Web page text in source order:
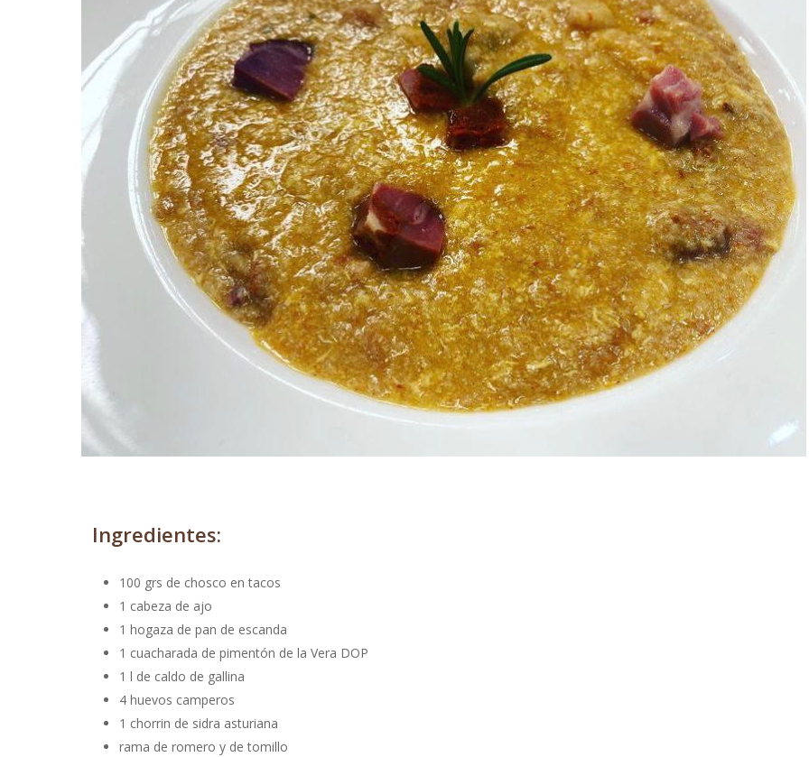
Ingredientes:
100 grs de chosco en tacos
1 cabeza de ajo
1 hogaza de pan de escanda
1 cuacharada de pimentón de la Vera DOP
1 l de caldo de gallina
4 huevos camperos
1 chorrin de sidra asturiana
rama de romero y de tomillo